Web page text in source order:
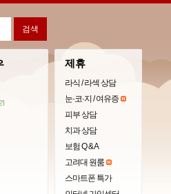
제휴
라식 / 라섹 상담
눈·코·지 / 여유증
피부 상담
치과 상담
보험 Q & A
고려대 원룸
스마트폰 특가